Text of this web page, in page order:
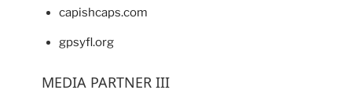
capishcaps.com
gpsyfl.org
MEDIA PARTNER III